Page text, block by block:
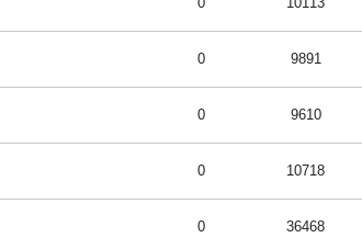
0 9891
0 9610
0 10718
0 36468